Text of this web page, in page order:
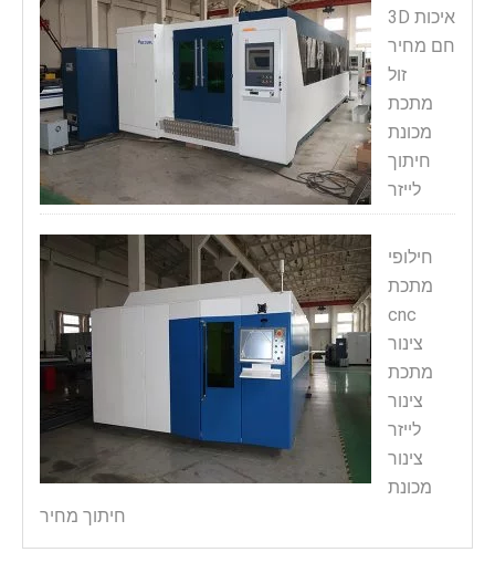
איכות 3D
חם מחיר
זול
מתכת
מכונת
חיתוך
לייזר
חילופי
מתכת
cnc
צינור
מתכת
צינור
לייזר
צינור
מכונת
חיתוך מחיר